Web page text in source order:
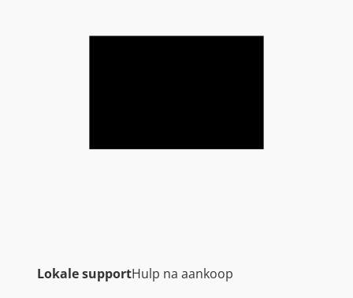
Lokale supportHulp na aankoop